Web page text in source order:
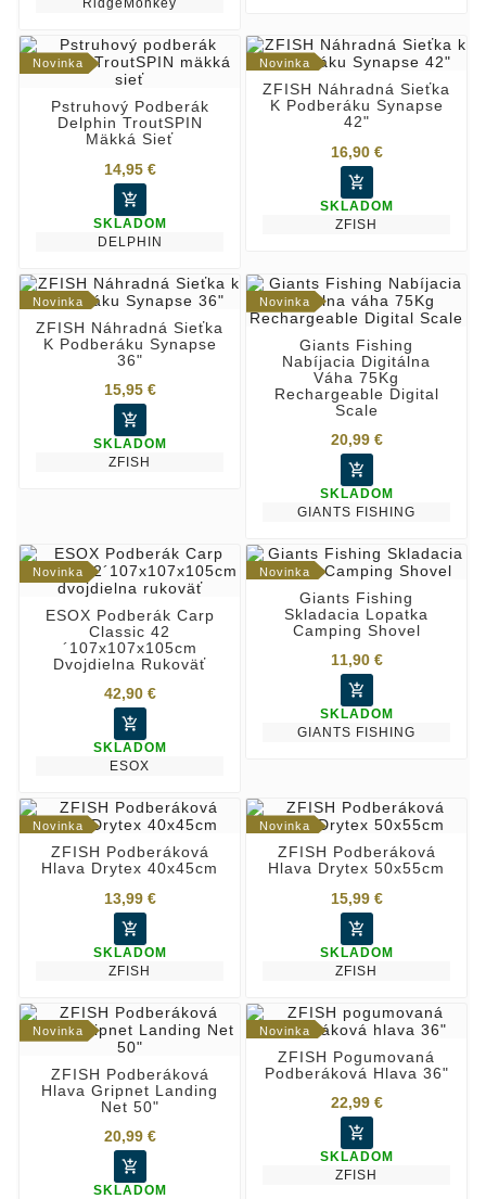
RidgeMonkey
Novinka
Pstruhový Podberák
Delphin TroutSPIN
Mäkká Sieť
14,95 €

SKLADOM
DELPHIN
Novinka
ZFISH Náhradná Sieťka
K Podberáku Synapse
42"
16,90 €

SKLADOM
ZFISH
Novinka
ZFISH Náhradná Sieťka
K Podberáku Synapse
36"
15,95 €

SKLADOM
ZFISH
Novinka
Giants Fishing
Nabíjacia Digitálna
Váha 75Kg
Rechargeable Digital
Scale
20,99 €

SKLADOM
GIANTS FISHING
Novinka
ESOX Podberák Carp
Classic 42
´107x107x105cm
Dvojdielna Rukoväť
42,90 €

SKLADOM
ESOX
Novinka
Giants Fishing
Skladacia Lopatka
Camping Shovel
11,90 €

SKLADOM
GIANTS FISHING
Novinka
ZFISH Podberáková
Hlava Drytex 40x45cm
13,99 €

SKLADOM
ZFISH
Novinka
ZFISH Podberáková
Hlava Drytex 50x55cm
15,99 €

SKLADOM
ZFISH
Novinka
ZFISH Podberáková
Hlava Gripnet Landing
Net 50"
20,99 €

SKLADOM
Novinka
ZFISH Pogumovaná
Podberáková Hlava 36"
22,99 €

SKLADOM
ZFISH